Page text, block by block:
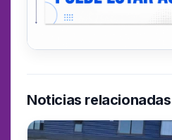
Noticias relacionadas